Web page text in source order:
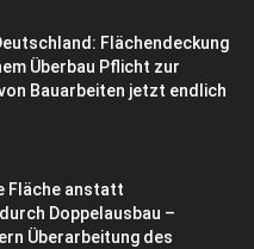
Flächendeckung
Überbau Pflicht zur
Bauarbeiten jetzt endlich
Fläche anstatt
Doppelausbau –
Überarbeitung des